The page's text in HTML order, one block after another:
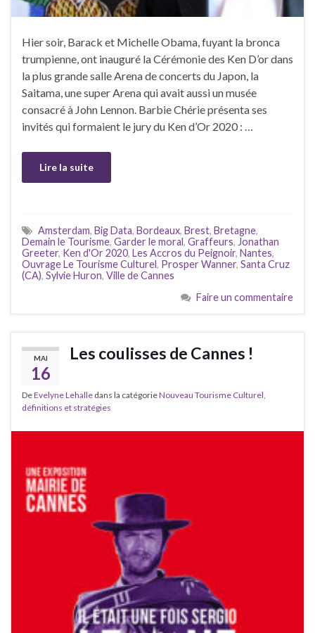
Hier soir, Barack et Michelle Obama, fuyant la bronca
trumpienne, ont inauguré la Cérémonie des Ken D’or dans
la plus grande salle Arena de concerts du Japon, la
Saitama, une super Arena qui avait aussi un musée
consacré à John Lennon. Barbie Chérie présenta ses
invités qui formaient le jury du Ken d’Or 2020 : …
Lire la suite
Amsterdam, Big Data, Bordeaux, Brest, Bretagne,
Demain le Tourisme, Garder le moral, Graffeurs, Jonathan
Greeter, Ken d'Or 2020, Les Accros du Peignoir, Nantes,
Ouvrage Le Tourisme Culturel, Prosper Wanner, Santa Cruz
(CA), Sylvie Huron, Ville de Cannes
Faire un commentaire
MAI
16
Les coulisses de Cannes !
DeEvelyne Lehalle dans la catégorieNouveau Tourisme Culturel,
définitions et stratégies